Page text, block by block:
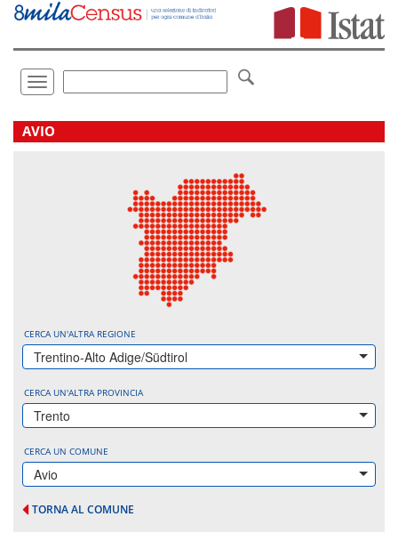
Vai
direttamente
Toggle
navigation
.
AVIO
CERCA UN'ALTRA REGIONE
Trentino-Alto Adige/Südtirol
CERCA UN'ALTRA PROVINCIA
Trento
CERCA UN COMUNE
Avio
TORNA AL COMUNE